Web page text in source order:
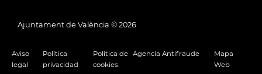
Ajuntament de València © 2026
Aviso
legal
Política
privacidad
Política de
cookies
Agencia Antifraude
Mapa
Web